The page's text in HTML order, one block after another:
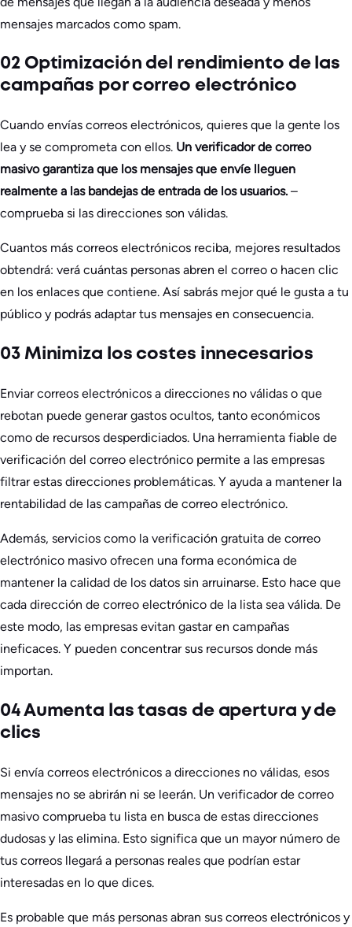
mensajes marcados como spam.
02 Optimización del rendimiento de las
campañas por correo electrónico
Cuando envías correos electrónicos, quieres que la gente los
lea y se comprometa con ellos. Un verificador de correo
masivo garantiza que los mensajes que envíe lleguen
realmente a las bandejas de entrada de los usuarios. –
comprueba si las direcciones son válidas.
Cuantos más correos electrónicos reciba, mejores resultados
obtendrá: verá cuántas personas abren el correo o hacen clic
en los enlaces que contiene. Así sabrás mejor qué le gusta a tu
público y podrás adaptar tus mensajes en consecuencia.
03 Minimiza los costes innecesarios
Enviar correos electrónicos a direcciones no válidas o que
rebotan puede generar gastos ocultos, tanto económicos
como de recursos desperdiciados. Una herramienta fiable de
verificación del correo electrónico permite a las empresas
filtrar estas direcciones problemáticas. Y ayuda a mantener la
rentabilidad de las campañas de correo electrónico.
Además, servicios como la verificación gratuita de correo
electrónico masivo ofrecen una forma económica de
mantener la calidad de los datos sin arruinarse. Esto hace que
cada dirección de correo electrónico de la lista sea válida. De
este modo, las empresas evitan gastar en campañas
ineficaces. Y pueden concentrar sus recursos donde más
importan.
04 Aumenta las tasas de apertura y de
clics
Si envía correos electrónicos a direcciones no válidas, esos
mensajes no se abrirán ni se leerán. Un verificador de correo
masivo comprueba tu lista en busca de estas direcciones
dudosas y las elimina. Esto significa que un mayor número de
tus correos llegará a personas reales que podrían estar
interesadas en lo que dices.
Es probable que más personas abran sus correos electrónicos y